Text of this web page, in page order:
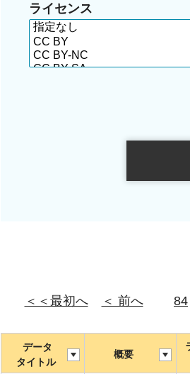
ライセンス
＜＜最初へ ＜ 前へ 84
データ
タイトル
概要